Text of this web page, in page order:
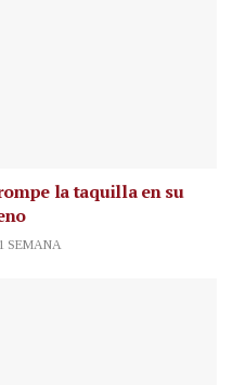
la taquilla en su
SEMANA